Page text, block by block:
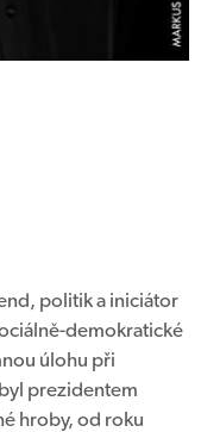
politik a iniciátor
demokratické
úlohu při
prezidentem
hroby, od roku